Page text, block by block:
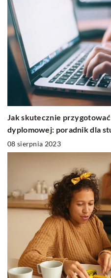
Jak skutecznie
dyplomowej: poradnik dla
08 sierpnia 2023